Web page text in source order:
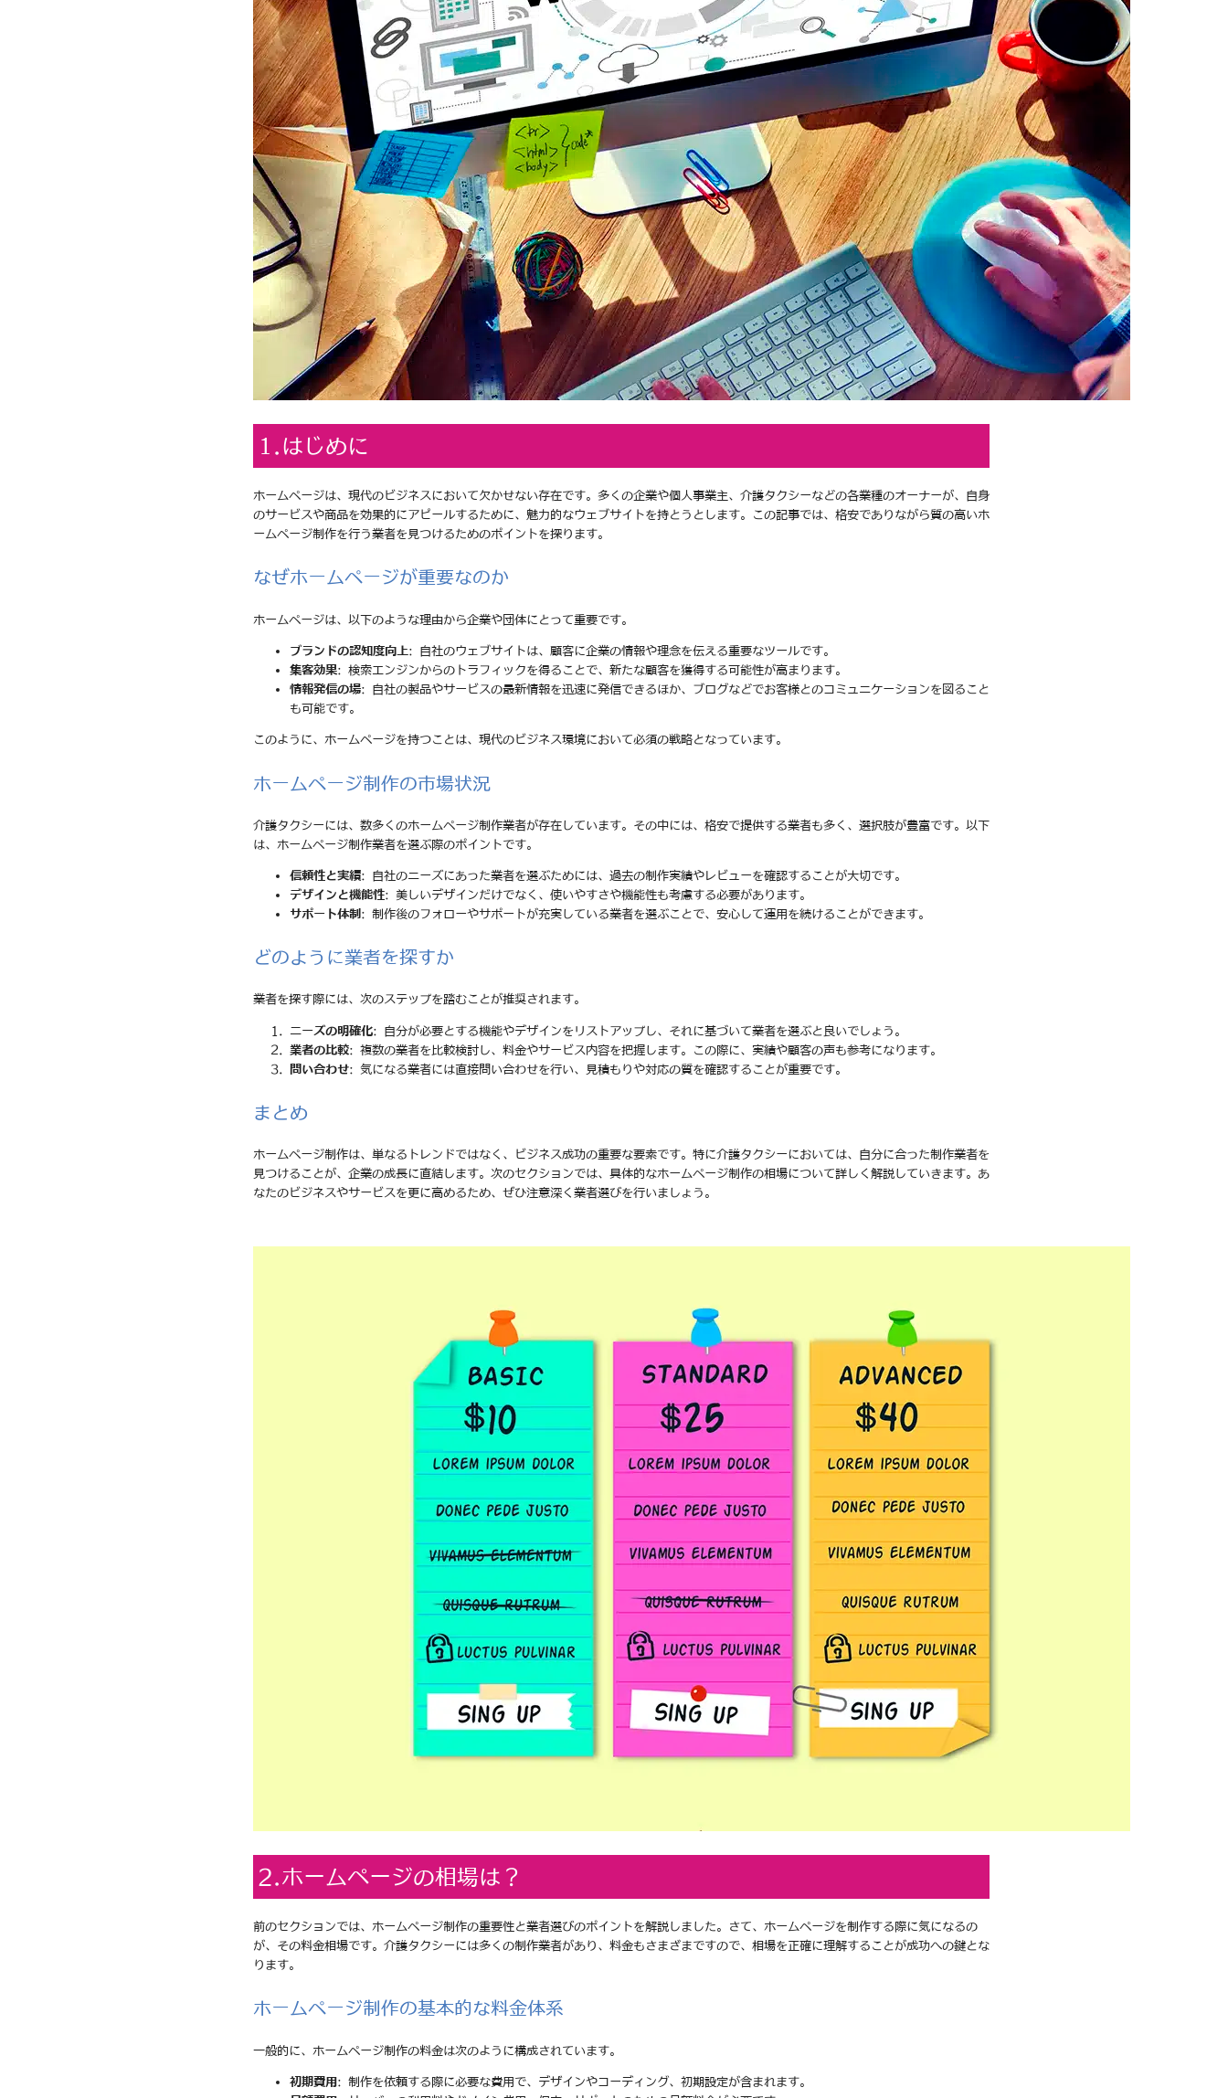
1.はじめに
ホームページは、現代のビジネスにおいて欠かせない存在です。多くの企業や個人事業主、介護タクシーなどの各業種のオーナーが、自身
のサービスや商品を効果的にアピールするために、魅力的なウェブサイトを持とうとします。この記事では、格安でありながら質の高いホ
ームページ制作を行う業者を見つけるためのポイントを探ります。
なぜホームページが重要なのか
ホームページは、以下のような理由から企業や団体にとって重要です。
ブランドの認知度向上: 自社のウェブサイトは、顧客に企業の情報や理念を伝える重要なツールです。
集客効果: 検索エンジンからのトラフィックを得ることで、新たな顧客を獲得する可能性が高まります。
情報発信の場: 自社の製品やサービスの最新情報を迅速に発信できるほか、ブログなどでお客様とのコミュニケーションを図ること
も可能です。
このように、ホームページを持つことは、現代のビジネス環境において必須の戦略となっています。
ホームページ制作の市場状況
介護タクシーには、数多くのホームページ制作業者が存在しています。その中には、格安で提供する業者も多く、選択肢が豊富です。以下
は、ホームページ制作業者を選ぶ際のポイントです。
信頼性と実績: 自社のニーズにあった業者を選ぶためには、過去の制作実績やレビューを確認することが大切です。
デザインと機能性: 美しいデザインだけでなく、使いやすさや機能性も考慮する必要があります。
サポート体制 : 制作後のフォローやサポートが充実している業者を選ぶことで、安心して運用を続けることができます。
どのように業者を探すか
業者を探す際には、次のステップを踏むことが推奨されます。
ニーズの明確化: 自分が必要とする機能やデザインをリストアップし、それに基づいて業者を選ぶと良いでしょう。
業者の比較: 複数の業者を比較検討し、料金やサービス内容を把握します。この際に、実績や顧客の声も参考になります。
問い合わせ: 気になる業者には直接問い合わせを行い、見積もりや対応の質を確認することが重要です。
まとめ
ホームページ制作は、単なるトレンドではなく、ビジネス成功の重要な要素です。特に介護タクシーにおいては、自分に合った制作業者を
見つけることが、企業の成長に直結します。次のセクションでは、具体的なホームページ制作の相場について詳しく解説していきます。あ
なたのビジネスやサービスを更に高めるため、ぜひ注意深く業者選びを行いましょう。
2.ホームページの相場は？
前のセクションでは、ホームページ制作の重要性と業者選びのポイントを解説しました。さて、ホームページを制作する際に気になるの
が、その料金相場です。介護タクシーには多くの制作業者があり、料金もさまざまですので、相場を正確に理解することが成功への鍵とな
ります。
ホームページ制作の基本的な料金体系
一般的に、ホームページ制作の料金は次のように構成されています。
初期費用 : 制作を依頼する際に必要な費用で、デザインやコーディング、初期設定が含まれます。